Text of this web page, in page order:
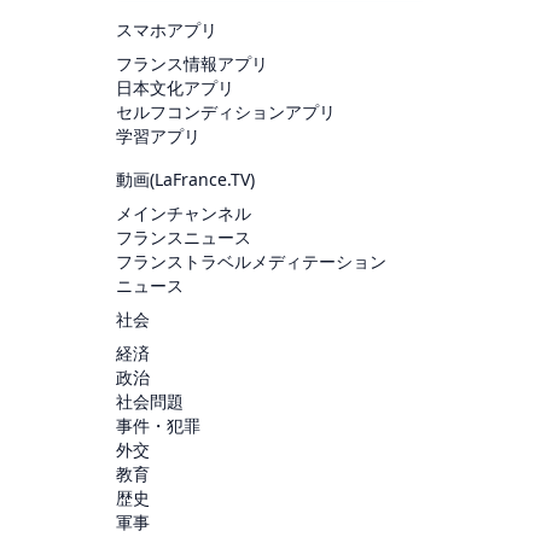
スマホアプリ
フランス情報アプリ
日本文化アプリ
セルフコンディションアプリ
学習アプリ
動画(LaFrance.TV)
メインチャンネル
フランスニュース
フランストラベルメディテーション
ニュース
社会
経済
政治
社会問題
事件・犯罪
外交
教育
歴史
軍事